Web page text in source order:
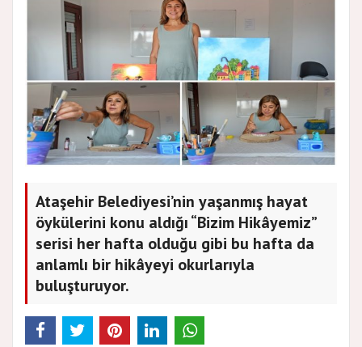
Ataşehir Belediyesi’nin yaşanmış hayat
öykülerini konu aldığı “Bizim Hikâyemiz”
serisi her hafta olduğu gibi bu hafta da
anlamlı bir hikâyeyi okurlarıyla
buluşturuyor.